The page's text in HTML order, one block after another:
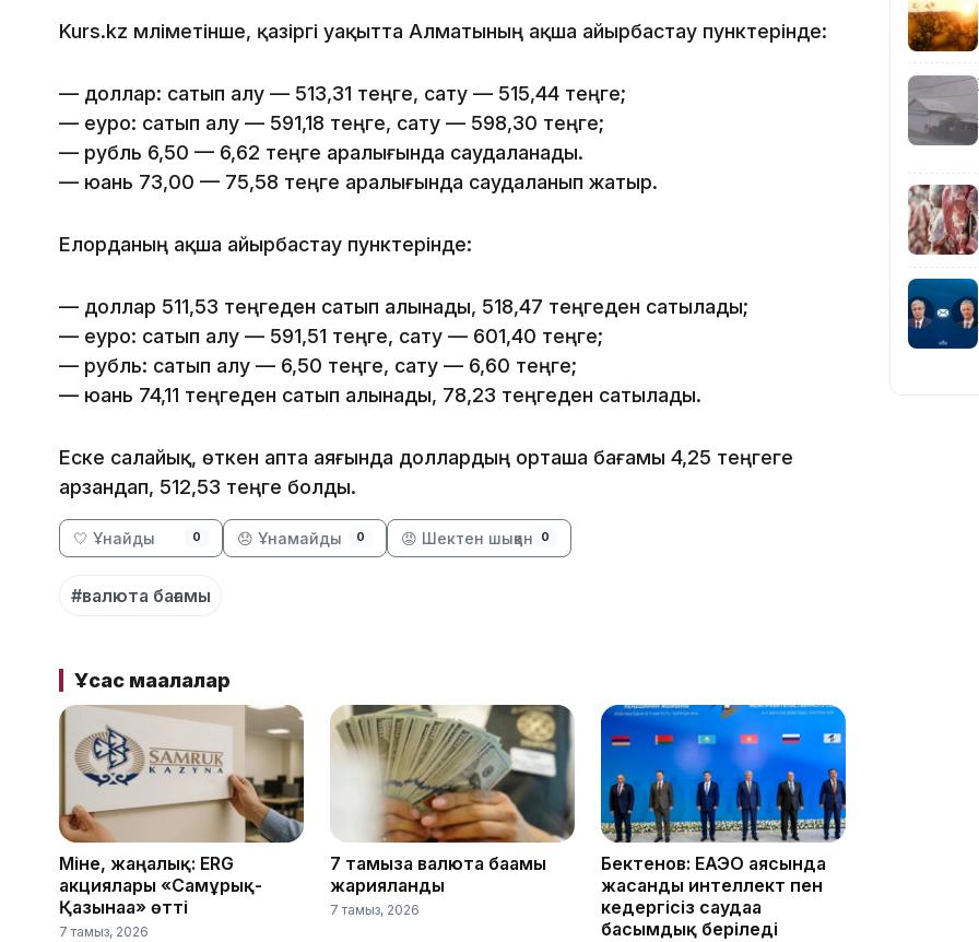
Kurs.kz мәліметінше, қазіргі уақытта Алматының ақша айырбастау пунктерінде:
— доллар: сатып алу — 513,31 теңге, сату — 515,44 теңге;
— еуро: сатып алу — 591,18 теңге, сату — 598,30 теңге;
— рубль 6,50 — 6,62 теңге аралығында саудаланады.
— юань 73,00 — 75,58 теңге аралығында саудаланып жатыр.
Елорданың ақша айырбастау пунктерінде:
— доллар 511,53 теңгеден сатып алынады, 518,47 теңгеден сатылады;
— еуро: сатып алу — 591,51 теңге, сату — 601,40 теңге;
— рубль: сатып алу — 6,50 теңге, сату — 6,60 теңге;
— юань 74,11 теңгеден сатып алынады, 78,23 теңгеден сатылады.
Еске салайық, өткен апта аяғында доллардың орташа бағамы 4,25 теңгеге
арзандап, 512,53 теңге болды.
🤍 Ұнайды 0 😞 Ұнамайды 0 😡 Шектен шыққан 0
#валюта бағамы
Ұқсас мақалалар
Міне, жаңалық: ERG
акциялары «Самұрық-
Қазынаға» өтті
7 тамыз, 2026
7 тамызға валюта бағамы
жарияланды
7 тамыз, 2026
Бектенов: ЕАЭО аясында
жасанды интеллект пен
кедергісіз саудаға
басымдық беріледі
15:55